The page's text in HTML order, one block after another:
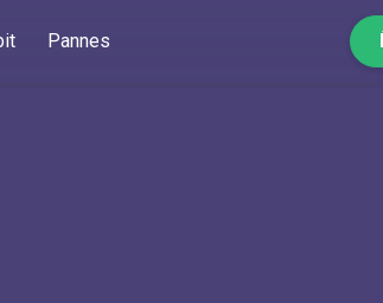
Pannes